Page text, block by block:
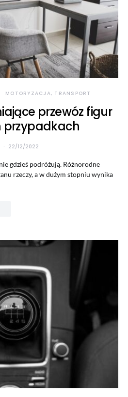
MOTORYZACJA, TRANSPORT
przewóz figur
przypadkach
22/12/2022
gdzieś podróżują. Różnorodne
rzeczy, a w dużym stopniu wynika